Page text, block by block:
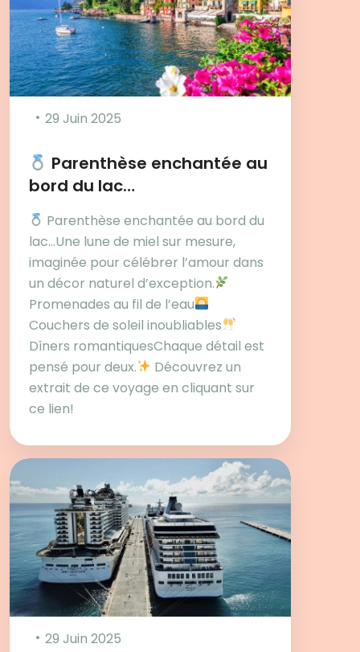
29 Juin 2025
Parenthèse enchantée au
bord du lac…
Parenthèse enchantée au bord du
lac…Une lune de miel sur mesure,
imaginée pour célébrer l’amour dans
un décor naturel d’exception.
Promenades au fil de l’eau
Couchers de soleil inoubliables
Dîners romantiquesChaque détail est
pensé pour deux.
Découvrez un
extrait de ce voyage en cliquant sur
ce lien!
29 Juin 2025